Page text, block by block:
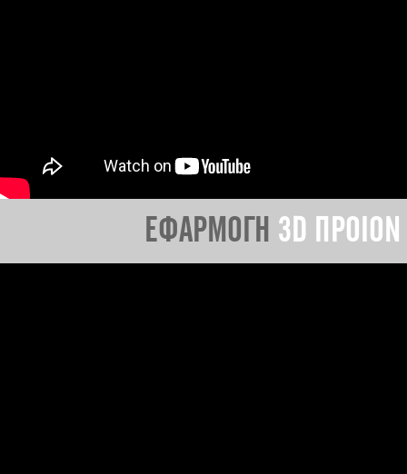
ΕΦΑΡΜΟΓΗ 3D ΠΡΟΙΟΝ